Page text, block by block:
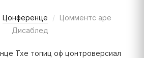
Цонференце
Цомментс аре
Дисаблед
Тхе топиц оф цонтроверсиал